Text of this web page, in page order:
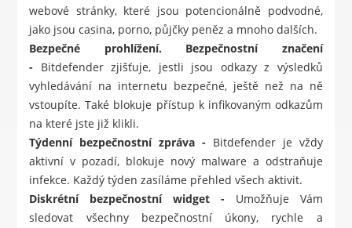
webové stránky, které jsou potencionálně podvodné,
jako jsou casina, porno, půjčky peněz a mnoho dalších.
Bezpečné prohlížení. Bezpečnostní značení
- Bitdefender zjišťuje, jestli jsou odkazy z výsledků
vyhledávání na internetu bezpečné, ještě než na ně
vstoupíte. Také blokuje přístup k infikovaným odkazům
na které jste již klikli.
Týdenní bezpečnostní zpráva - Bitdefender je vždy
aktivní v pozadí, blokuje nový malware a odstraňuje
infekce. Každý týden zasíláme přehled všech aktivit.
Diskrétní bezpečnostní widget - Umožňuje Vám
sledovat všechny bezpečnostní úkony, rychle a